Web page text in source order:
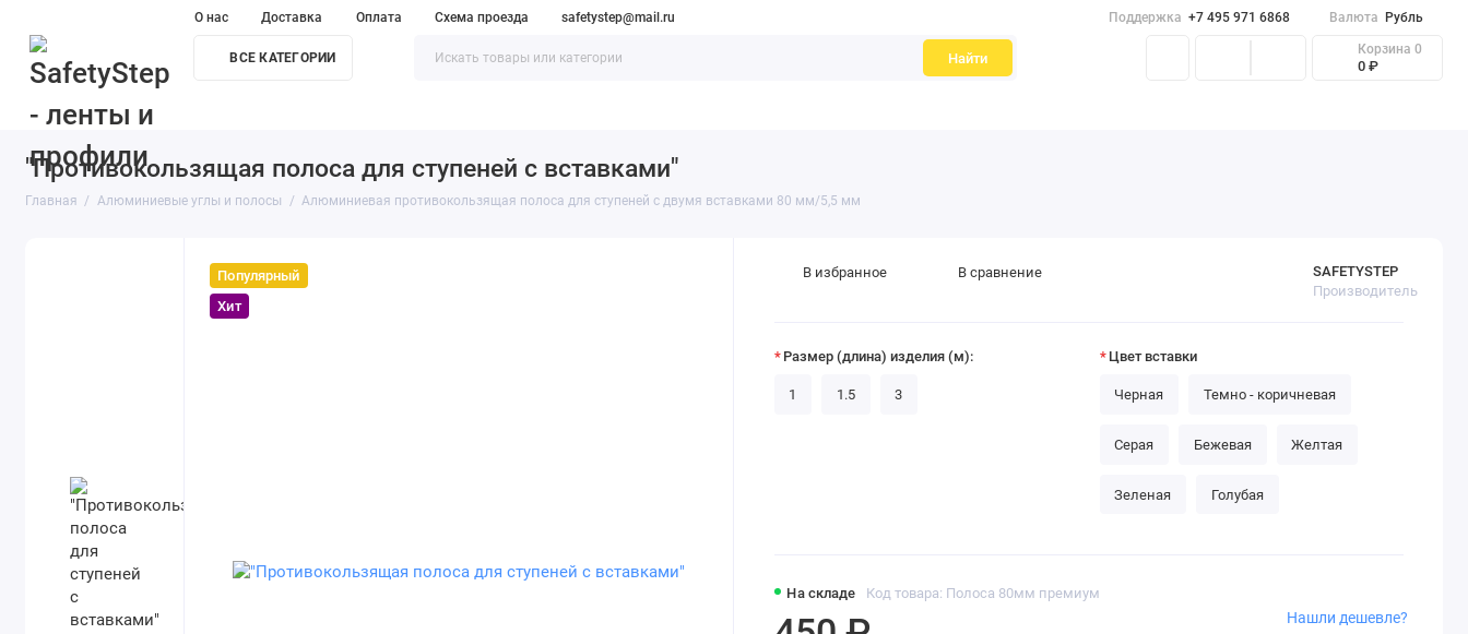
О нас Доставка Оплата Схема проезда safetystep@mail.ru Поддержка +7 495 971 6868 Валюта Рубль
ВСЕ КАТЕГОРИИ Найти
Корзина 0
0 ₽
Алюминиевые углы и полосы
"Противокользящая полоса для ступеней с вставками"
Главная Алюминиевые углы и полосы Алюминиевая противокользящая полоса для ступеней с двумя вставками 80 мм/5,5 мм
Популярный
Хит
На складе Код товара: Полоса 80мм премиум
SAFETYSTEP
Производитель
Нашли дешевле?
В избранное В сравнение
Размер (длина) изделия (м):
1 1.5 3
Цвет вставки
Черная Темно - коричневая
Серая Бежевая Желтая
Зеленая Голубая